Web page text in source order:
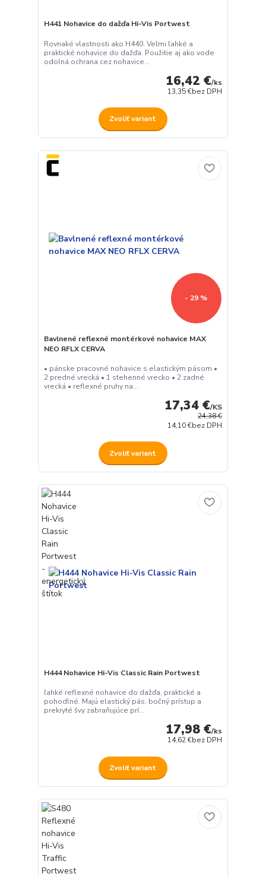
H441 Nohavice do dažďa Hi-Vis Portwest
Rovnaké vlastnosti ako H440. Veľmi ľahké a
praktické nohavice do dažďa. Použitie aj ako vode
odolná ochrana cez nohavice...
16,42 €/ks
13,35 €bez DPH
Zvoliť variant
- 29 %
Bavlnené reflexné montérkové nohavice MAX
NEO RFLX CERVA
• pánske pracovné nohavice s elastickým pásom •
2 predné vrecká • 1 stehenné vrecko • 2 zadné
vrecká • reflexné pruhy na...
24,38 €
17,34 €/KS
14,10 €bez DPH
Zvoliť variant
H444 Nohavice Hi-Vis Classic Rain Portwest
ľahké reflexné nohavice do dažďa, praktické a
pohodlné. Majú elastický pás, bočný prístup a
prekryté švy zabraňujúce prí...
17,98 €/ks
14,62 €bez DPH
Zvoliť variant